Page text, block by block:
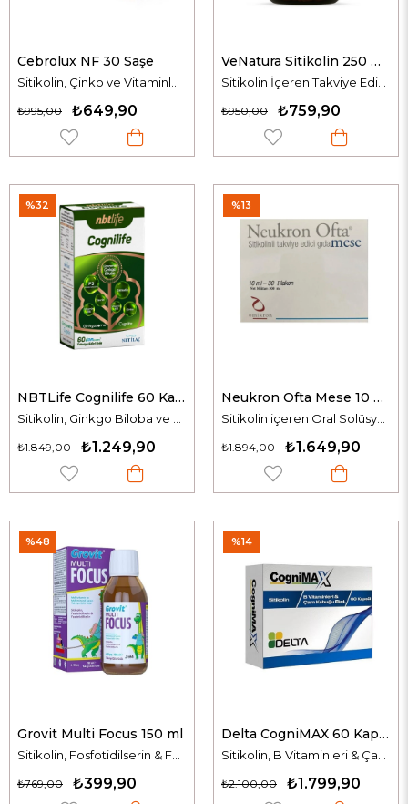
Cebrolux NF 30 Saşe
Sitikolin, Çinko ve Vitaminler İçeren Takviye Edici Gıda
₺649,90
₺995,00
VeNatura Sitikolin 250 mg 30 Kapsül
Sitikolin İçeren Takviye Edici Gıda
₺759,90
₺950,00
NBTLife Cognilife 60 Kapsül
Sitikolin, Ginkgo Biloba ve Fosfatidilserin İçeren Takviye Edici Gıda
₺1.249,90
₺1.849,00
%32
Neukron Ofta Mese 10 ml 30 Flakon
Sitikolin içeren Oral Solüsyon
₺1.649,90
₺1.894,00
%13
Grovit Multi Focus 150 ml
Sitikolin, Fosfotidilserin & Fosfotidilkolin
₺399,90
₺769,00
%48
Delta CogniMAX 60 Kapsül
Sitikolin, B Vitaminleri & Çam Kabuğu Ekstresi
₺1.799,90
₺2.100,00
%14